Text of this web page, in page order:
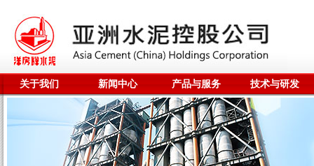
关于我们 新闻中心 产品与服务 技术与研发